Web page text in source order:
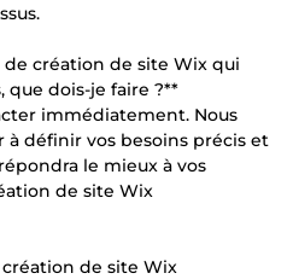
création de site Wix qui
que dois-je faire ?**
immédiatement. Nous
à définir vos besoins précis et
le mieux à vos
de site Wix
de site Wix